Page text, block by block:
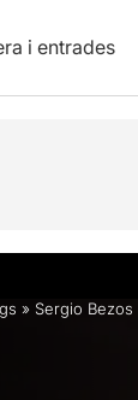
i entrades
Fitxa artística
» Sergio